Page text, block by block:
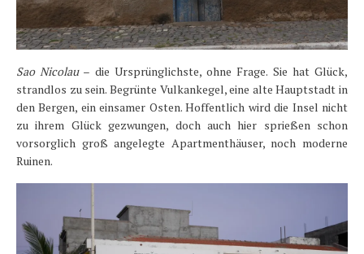
Sao Nicolau– die Ursprünglichste, ohne Frage. Sie hat Glück,
strandlos zu sein. Begrünte Vulkankegel, eine alte Hauptstadt in
den Bergen, ein einsamer Osten. Hoffentlich wird die Insel nicht
zu ihrem Glück gezwungen, doch auch hier sprießen schon
vorsorglich groß angelegte Apartmenthäuser, noch moderne
Ruinen.